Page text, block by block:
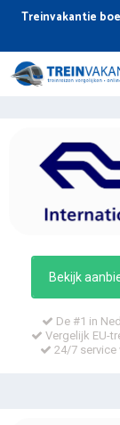
de
inhoud
Treinvakantie
Bekijk
De #1 in
Vergelijk EU-
24/7 service